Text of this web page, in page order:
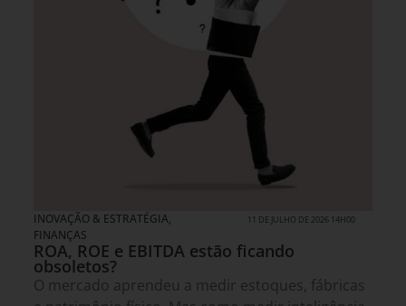
INOVAÇÃO & ESTRATÉGIA,
FINANÇAS
11 DE JULHO DE 2026 14H00
ROA, ROE e EBITDA estão ficando
obsoletos?
O mercado aprendeu a medir estoques, fábricas